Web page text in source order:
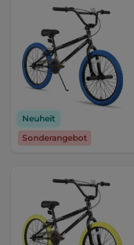
Neuheit
Sonderangebot